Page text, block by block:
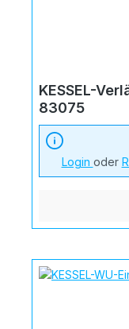
KESSEL-
83075
Login oder